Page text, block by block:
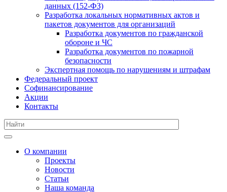
данных (152-ФЗ)
Разработка локальных нормативных актов и
пакетов документов для организаций
Разработка документов по гражданской
обороне и ЧС
Разработка документов по пожарной
безопасности
Экспертная помощь по нарушениям и штрафам
Федеральный проект
Софинансирование
Акции
Контакты
О компании
Проекты
Новости
Статьи
Наша команда